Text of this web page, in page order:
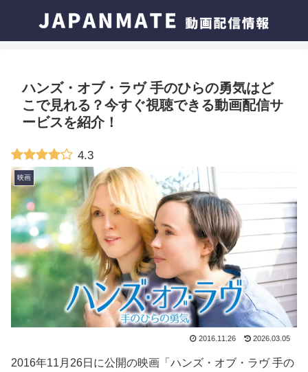
ハンズ・オブ・ラヴ 手のひらの勇気はど
こで見れる？今すぐ視聴できる動画配信サ
ービスを紹介！
4.3
映画
2016.11.26 2026.03.05
2016年11月26日に公開の映画「ハンズ・オブ・ラヴ 手の